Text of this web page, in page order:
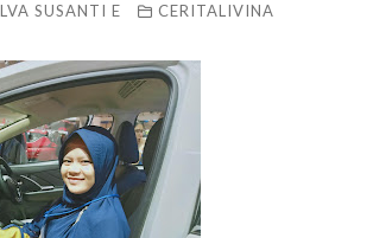
SUSANTI E CERITALIVINA